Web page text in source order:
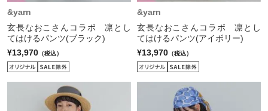
&yarn
玄長なおこさんコラボ 凛とし
てはけるパンツ(ブラック)
¥13,970 （税込）
&yarn
玄長なおこさんコラボ 凛とし
てはけるパンツ(アイボリー)
¥13,970 （税込）